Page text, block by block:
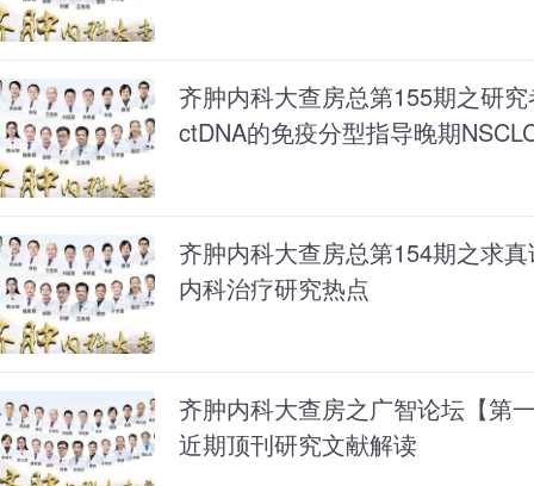
齐肿内科大查房总第155期之研
ctDNA的免疫分型指导晚期
齐肿内科大查房总第154期之求
内科治疗研究热点
齐肿内科大查房之广智论坛【第
近期顶刊研究文献解读